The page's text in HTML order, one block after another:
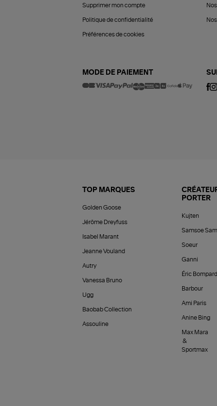
Supprimer mon compte
Politique de confidentialité
Préférences de cookies
MODE DE PAIEMENT
TOP MARQUES
Golden Goose
Jérôme Dreyfuss
Isabel Marant
Jeanne Vouland
Autry
Vanessa Bruno
Ugg
Baobab Collection
Assouline
PORTER
Kujten
Samsoe
Soeur
Ganni
Éric Bompard
Barbour
Ami Paris
Anine Bing
Max Mara
&
Sportmax